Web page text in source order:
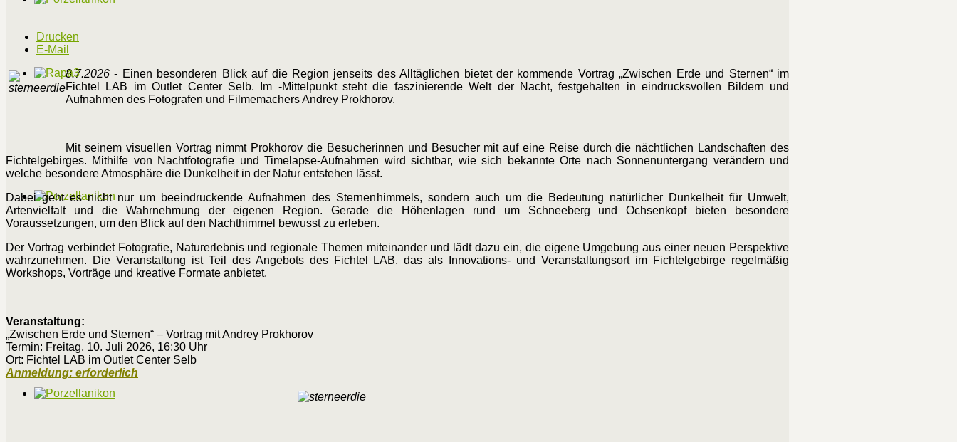
Drucken
E-Mail
8.7.2026 - Einen besonderen Blick auf die Region jenseits des Alltäglichen bietet der kommende Vortrag „Zwischen Erde und Sternen“ im
Fichtel LAB im Outlet Center Selb. Im -Mittelpunkt steht die faszinierende Welt der Nacht, festgehalten in eindrucksvollen Bildern und
Aufnahmen des Fotografen und Filmemachers Andrey Prokhorov.
Mit seinem visuellen Vortrag nimmt Prokhorov die Besucherinnen und Besucher mit auf eine Reise durch die nächtlichen Landschaften des
Fichtelgebirges. Mithilfe von Nachtfotografie und Timelapse-Aufnahmen wird sichtbar, wie sich bekannte Orte nach Sonnenuntergang verändern und
welche besondere Atmosphäre die Dunkelheit in der Natur entstehen lässt.
Dabei geht es nicht nur um beeindruckende Aufnahmen des Sternenhimmels, sondern auch um die Bedeutung natürlicher Dunkelheit für Umwelt,
Artenvielfalt und die Wahrnehmung der eigenen Region. Gerade die Höhenlagen rund um Schneeberg und Ochsenkopf bieten besondere
Voraussetzungen, um den Blick auf den Nachthimmel bewusst zu erleben.
Der Vortrag verbindet Fotografie, Naturerlebnis und regionale Themen miteinander und lädt dazu ein, die eigene Umgebung aus einer neuen Perspektive
wahrzunehmen. Die Veranstaltung ist Teil des Angebots des Fichtel LAB, das als Innovations- und Veranstaltungsort im Fichtelgebirge regelmäßig
Workshops, Vorträge und kreative Formate anbietet.
Veranstaltung:
„Zwischen Erde und Sternen“ – Vortrag mit Andrey Prokhorov
Termin: Freitag, 10. Juli 2026, 16:30 Uhr
Ort: Fichtel LAB im Outlet Center Selb
Anmeldung: erforderlich